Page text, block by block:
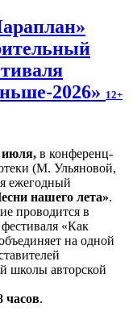
2026» 12+
июля, в конференц-
(М. Ульяновой,
ежегодный
нашего лета».
проводится в
«Как
на одной
школы авторской
часов.